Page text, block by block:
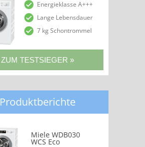
Energieklasse A+++
Lange Lebensdauer
7 kg Schontrommel
Produktberichte
Miele WDB030
WCS Eco